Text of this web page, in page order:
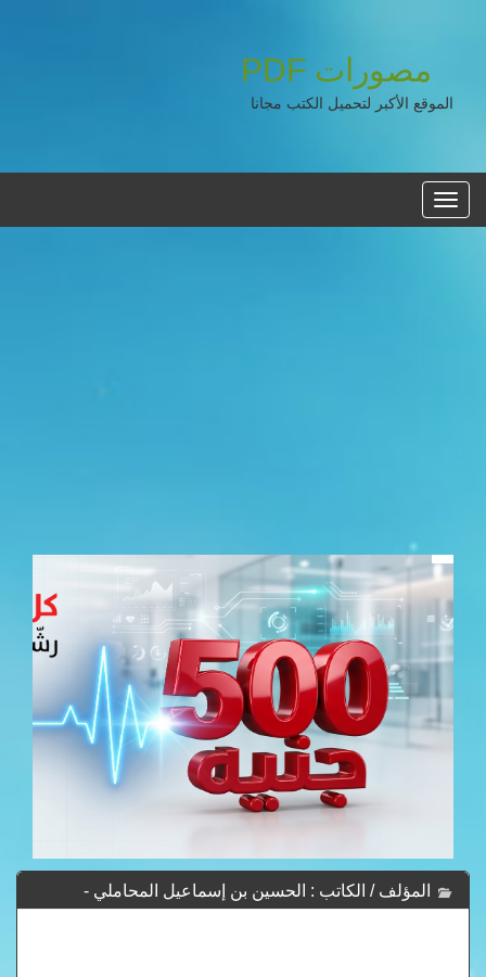
مصورات PDF
الموقع الأكبر لتحميل الكتب مجانا
القائمه
الرئيسية
المؤلف / الكاتب : الحسين بن إسماعيل المحاملي -